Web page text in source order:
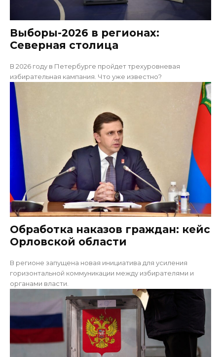
Выборы-2026 в регионах:
Cеверная столица
В 2026 году в Петербурге пройдет трехуровневая
избирательная кампания. Что уже известно?
Обработка наказов граждан: кейс
Орловской области
В регионе запущена новая инициатива для усиления
горизонтальной коммуникации между избирателями и
органами власти.